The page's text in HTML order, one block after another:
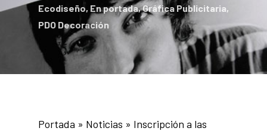
Ecodiseño, En portada,Gráfica Publicitaria,
PDO Decoración
Portada » Noticias » Inscripción a las